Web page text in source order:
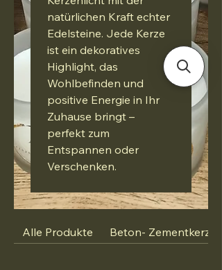
natürlichen Kraft echter
Edelsteine. Jede Kerze
ist ein dekoratives
Highlight, das
Wohlbefinden und
positive Energie in Ihr
Zuhause bringt –
perfekt zum
Entspannen oder
Verschenken.
Alle Produkte Beton- Zementkerze